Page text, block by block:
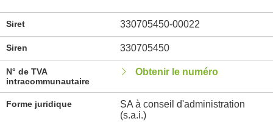
Siret 330705450-00022
Siren 330705450
N° de TVA
intracommunautaire
Obtenir le numéro
Forme juridique
SA à conseil d'administration
(s.a.i.)